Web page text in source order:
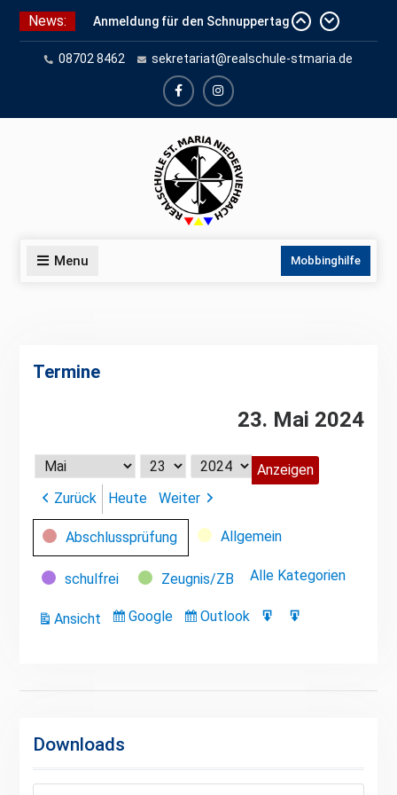
Skip
content
News:
Anmeldung für den Schnuppertag
und Anmeldeunterlagen
Schuleinschreibung 2026
Schnuppertag 2026
08702 8462 sekretariat@realschule-stmaria.de
facebookinstagram
Menu Mobbinghilfe
Termine
23. Mai 2024
Monat
Tag
Jahr
Zurück
Heute
Weiter
Kategorien
Abschlussprüfung Allgemein
schulfrei Zeugnis/ZB Alle Kategorien
Ansicht ausdrucken
Eintragen
Google
Eintragen
Outlook
Google-
Downloads